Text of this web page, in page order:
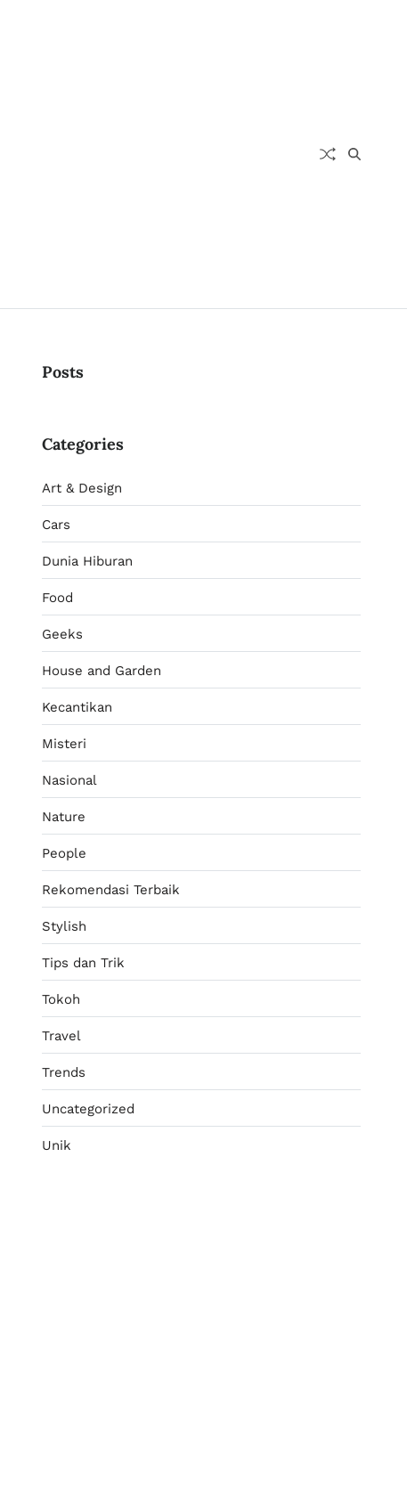
Posts
Categories
Art & Design
Cars
Dunia Hiburan
Food
Geeks
House and Garden
Kecantikan
Misteri
Nasional
Nature
People
Rekomendasi Terbaik
Stylish
Tips dan Trik
Tokoh
Travel
Trends
Uncategorized
Unik